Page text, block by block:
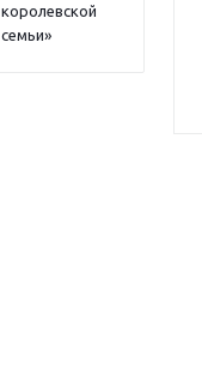
королевской
семьи»